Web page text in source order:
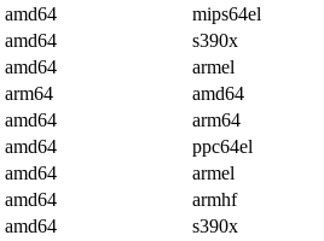
amd64
mips64el
amd64
s390x
amd64
armel
arm64
amd64
amd64
arm64
amd64
ppc64el
amd64
armel
amd64
armhf
amd64
s390x